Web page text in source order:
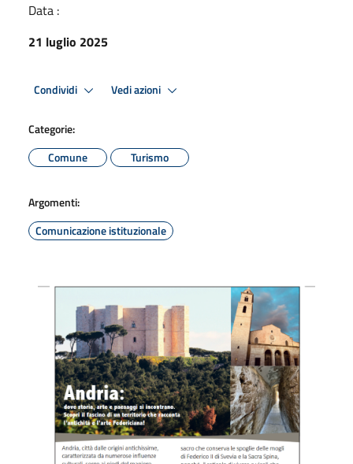
Data :
21 luglio 2025
Condividi Vedi azioni
Categorie:
Comune
Turismo
Argomenti:
Comunicazione istituzionale